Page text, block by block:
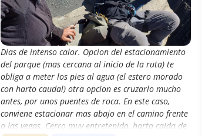
Dias de intenso calor. Opcion del estacionamiento
del parque (mas cercana al inicio de la ruta) te
obliga a meter los pies al agua (el estero morado
con harto caudal) otra opcion es cruzarlo mucho
antes, por unos puentes de roca. En este caso,
conviene estacionar mas abajo en el camino frente
a las vegas. Cerro muy entretenido, harta caida de